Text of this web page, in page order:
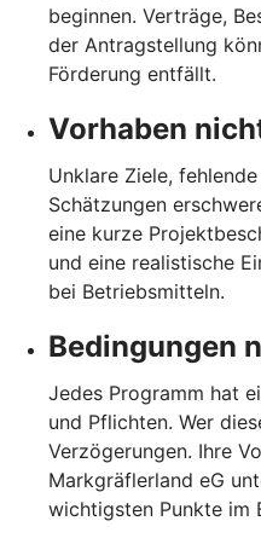
beginnen. Verträge,
der Antragstellung
Förderung entfällt.
Vorhaben
Unklare Ziele,
Schätzungen
eine kurze
und eine realistische
bei Betriebsmitteln.
Bedingungen
Jedes Programm hat
und Pflichten. Wer
Verzögerungen. Ihre
Markgräflerland eG
wichtigsten Punkte im